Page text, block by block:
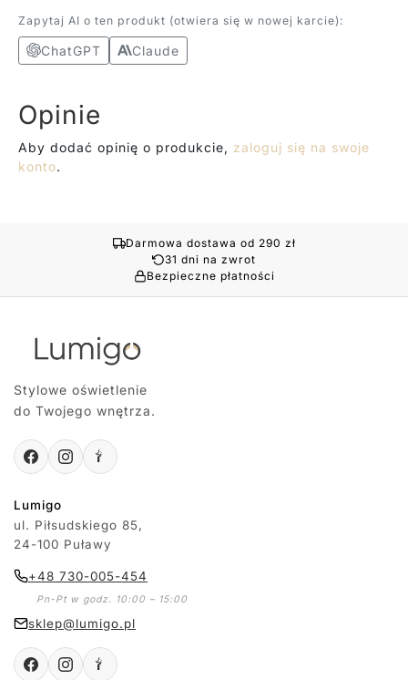
Zapytaj AI o ten produkt (otwiera się w nowej karcie):
ChatGPT Claude
Opinie
Aby dodać opinię o produkcie, zaloguj się na swoje
konto.
Darmowa dostawa od 290 zł
31 dni na zwrot
Bezpieczne płatności
Stylowe oświetlenie
do Twojego wnętrza.
Lumigo
ul. Piłsudskiego 85,
24-100 Puławy
+48 730-005-454
Pn-Pt w godz. 10:00 – 15:00
sklep@lumigo.pl